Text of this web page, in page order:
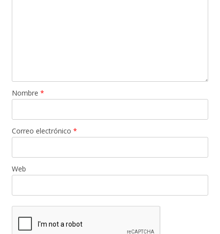
Nombre *
Correo electrónico *
Web